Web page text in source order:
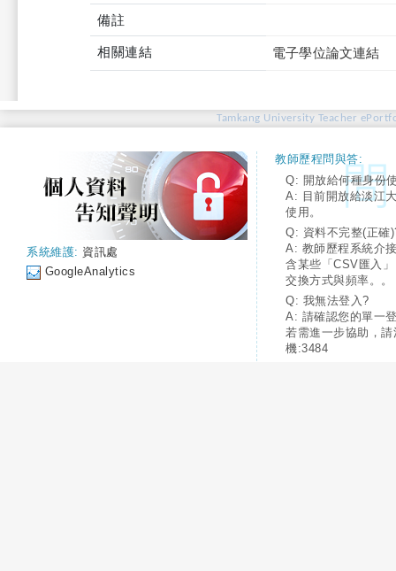
備註
相關連結 電子學位論文連結
Tamkang University Teacher
系統維護: 資訊處
GoogleAnalytics
教師歷程問與答:
Q: 開放給何種身份
A: 目前開放給淡江
使用。
Q: 資料不完整(正確
A: 教師歷程系統介
含某些「CSV匯入
交換方式與頻率。。
Q: 我無法登入?
A: 請確認您的單一
若需進一步協助，
機:3484